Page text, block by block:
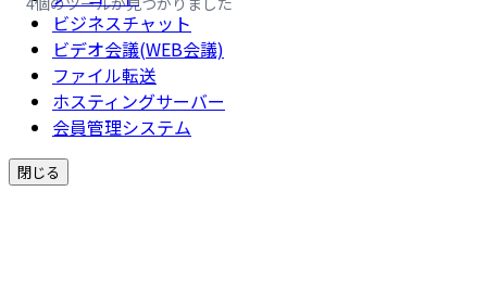
ビジネスチャット
ビデオ会議(WEB会議)
ファイル転送
ホスティングサーバー
会員管理システム
閉じる